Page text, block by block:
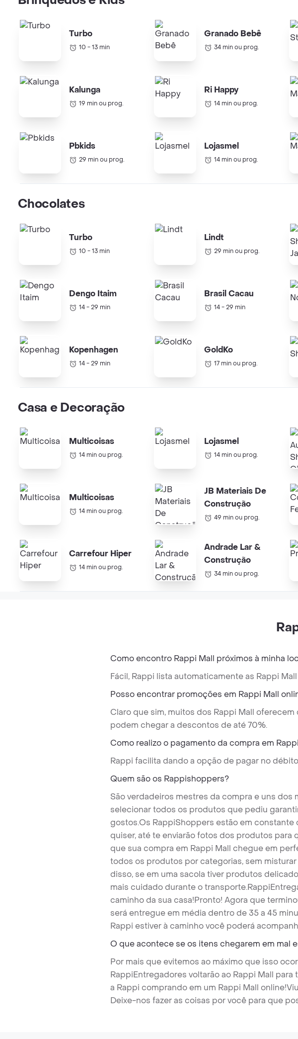
Turbo
10 - 13 min
Kalunga
19 min ou prog.
Pbkids
29 min ou prog.
Granado Bebê
34 min ou prog.
Ri Happy
14 min ou prog.
Lojasmel
14 min ou prog.
Chocolates
Turbo
10 - 13 min
Dengo Itaim
14 - 29 min
Kopenhagen
14 - 29 min
Lindt
29 min ou prog.
Brasil Cacau
14 - 29 min
GoldKo
17 min ou prog.
Casa e Decoração
Multicoisas
14 min ou prog.
Multicoisas
14 min ou prog.
Carrefour Hiper
14 min ou prog.
Lojasmel
14 min ou prog.
JB Materiais De
Construção
49 min ou prog.
Andrade Lar &
Construção
34 min ou prog.
Como encontro Rappi Mall próximos à minha
Fácil, Rappi lista automaticamente as Rappi
Posso encontrar promoções em Rappi Mall
Claro que sim, muitos dos Rappi Mall
podem chegar a descontos de até 70%.
Como realizo o pagamento da compra em
Rappi facilita dando a opção de pagar no
Quem são os Rappishoppers?
São verdadeiros mestres da compra e uns
selecionar todos os produtos que pediu
gostos.Os RappiShoppers estão em
quiser, até te enviarão fotos dos produtos
que sua compra em Rappi Mall chegue em
todos os produtos por categorias, sem
disso, se em uma sacola tiver produtos
mais cuidado durante o transporte.
caminho da sua casa!Pronto! Agora que
será entregue em média dentro de 35 a 45
Rappi estiver à caminho você poderá
O que acontece se os itens chegarem em mal
Por mais que evitemos ao máximo que isso
RappiEntregadores voltarão ao Rappi Mall
a Rappi comprando em um Rappi Mall online!
Deixe-nos fazer as coisas por você para que